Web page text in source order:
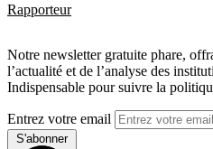
Rapporteur
Notre newsletter gratuite phare,
l’actualité et de l’analyse des
Indispensable pour suivre la
Entrez votre email
S'abonner